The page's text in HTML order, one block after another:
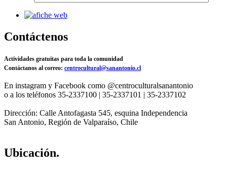
Contáctenos
Actividades gratuitas para toda la comunidad
Contáctanos al correo: centrocultural@sanantonio.cl
En instagram y Facebook como @centroculturalsanantonio
o a los teléfonos 35-2337100 | 35-2337101 | 35-2337102
Dirección: Calle Antofagasta 545, esquina Independencia
San Antonio, Región de Valparaíso, Chile
Ubicación.